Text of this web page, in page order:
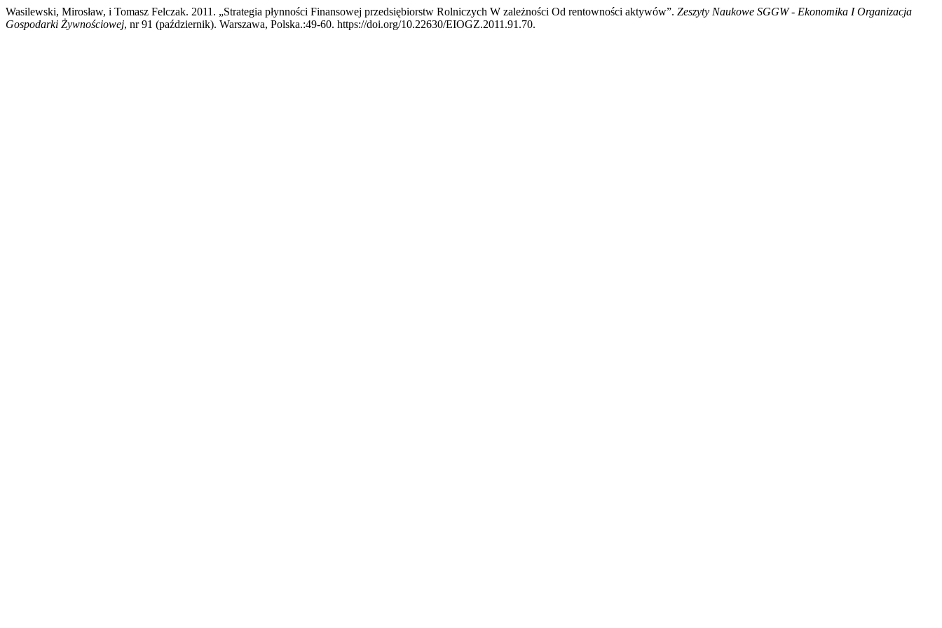
Wasilewski, Mirosław, i Tomasz Felczak. 2011. „Strategia płynności Finansowej przedsiębiorstw Rolniczych W zależności Od rentowności aktywów”. Zeszyty Naukowe SGGW - Ekonomika I Organizacja
Gospodarki Żywnościowej, nr 91 (październik). Warszawa, Polska.:49-60. https://doi.org/10.22630/EIOGZ.2011.91.70.